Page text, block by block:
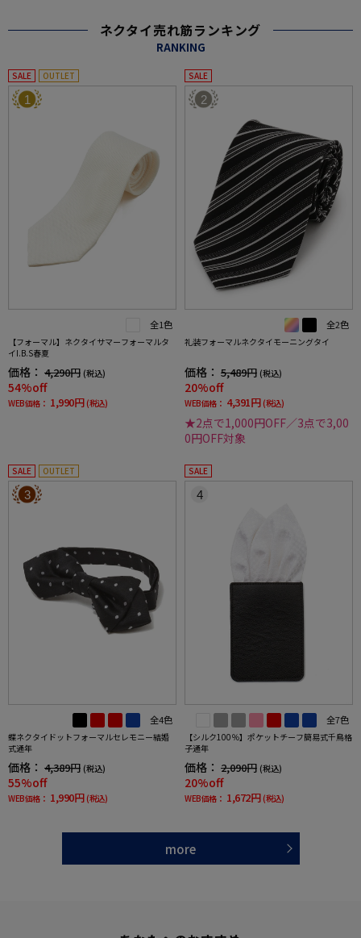
ネクタイ売れ筋ランキング
RANKING
SALE OUTLET
1
全1色
【フォーマル】ネクタイサマーフォーマルタ
イI.B.S春夏
価格： 4,290円 (税込)
54%off
WEB価格： 1,990円 (税込)
SALE
2
全2色
礼装フォーマルネクタイモーニングタイ
価格： 5,489円 (税込)
20%off
WEB価格： 4,391円 (税込)
★2点で1,000円OFF／3点で3,00
0円OFF対象
SALE OUTLET
3
全4色
蝶ネクタイドットフォーマルセレモニー結婚
式通年
価格： 4,389円 (税込)
55%off
WEB価格： 1,990円 (税込)
SALE
4
全7色
【シルク100％】ポケットチーフ簡易式千鳥格
子通年
価格： 2,090円 (税込)
20%off
WEB価格： 1,672円 (税込)
more